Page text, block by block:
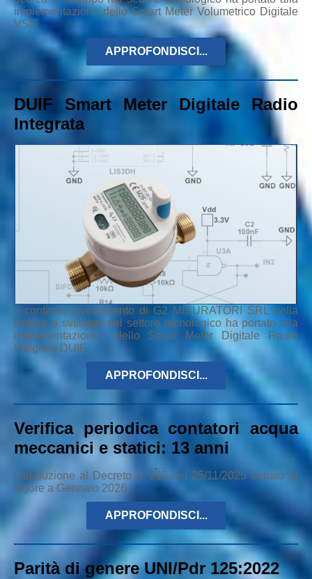
implementazione dello Smart Meter Volumetrico Digitale
VSIF
APPROFONDISCI...
DUIF Smart Meter Digitale Radio
Integrata
Il continuo investimento di G2 MISURATORI SRL nella
ricerca e sviluppo nel settore tecnologico ha portato alla
implementazione dello Smart Meter Digitale Radio
Integrata DUIF
APPROFONDISCI...
Verifica periodica contatori acqua
meccanici e statici: 13 anni
Introduzione al Decreto n. 219 del 25/11/2025 entrato in
vigore a Gennaio 2026
APPROFONDISCI...
Parità di genere UNI/Pdr 125:2022